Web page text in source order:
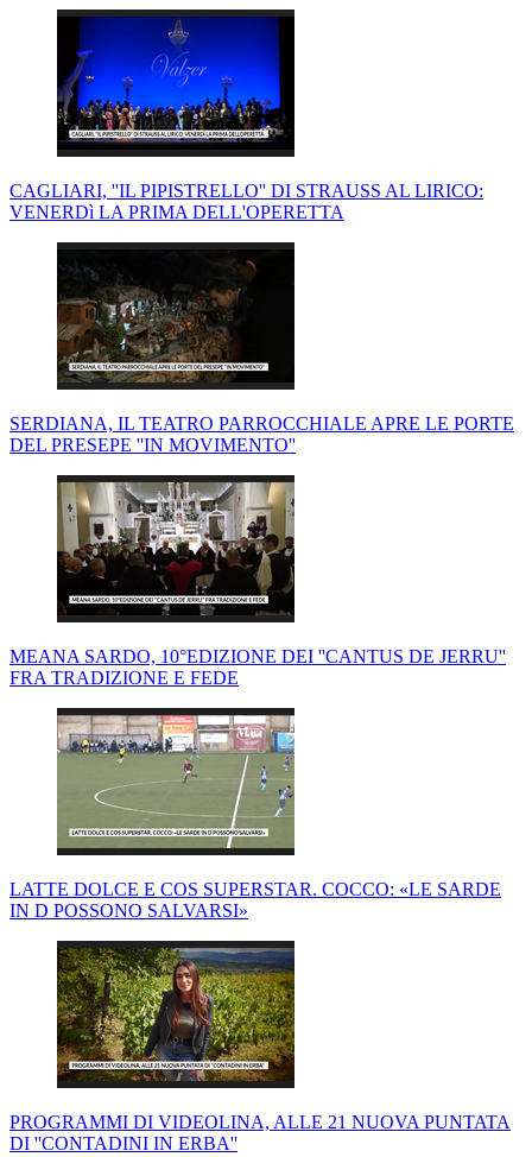
CAGLIARI, ''IL PIPISTRELLO'' DI STRAUSS AL LIRICO:
VENERDì LA PRIMA DELL'OPERETTA
SERDIANA, IL TEATRO PARROCCHIALE APRE LE PORTE
DEL PRESEPE ''IN MOVIMENTO''
MEANA SARDO, 10°EDIZIONE DEI ''CANTUS DE JERRU''
FRA TRADIZIONE E FEDE
LATTE DOLCE E COS SUPERSTAR. COCCO: «LE SARDE
IN D POSSONO SALVARSI»
PROGRAMMI DI VIDEOLINA, ALLE 21 NUOVA PUNTATA
DI ''CONTADINI IN ERBA''